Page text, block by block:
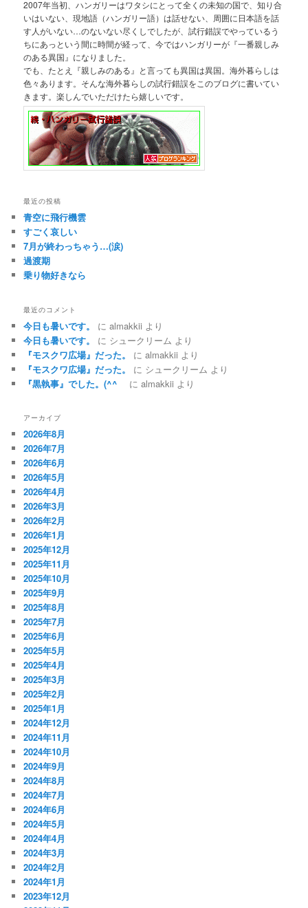
2007年当初、ハンガリーはワタシにとって全くの未知の国で、知り合
いはいない、現地語（ハンガリー語）は話せない、周囲に日本語を話
す人がいない…のないない尽くしでしたが、試行錯誤でやっているう
ちにあっという間に時間が経って、今ではハンガリーが『一番親しみ
のある異国』になりました。
でも、たとえ『親しみのある』と言っても異国は異国。海外暮らしは
色々あります。そんな海外暮らしの試行錯誤をこのブログに書いてい
きます。楽しんでいただけたら嬉しいです。
最近の投稿
青空に飛行機雲
すごく哀しい
7月が終わっちゃう…(涙)
過渡期
乗り物好きなら
最近のコメント
今日も暑いです。 にalmakkii より
今日も暑いです。
に シュークリーム より
『モスクワ広場』だった。
にalmakkii より
『モスクワ広場』だった。
に シュークリーム より
『黒執事』でした。(^^ゞ
にalmakkii より
アーカイブ
2026年8月
2026年7月
2026年6月
2026年5月
2026年4月
2026年3月
2026年2月
2026年1月
2025年12月
2025年11月
2025年10月
2025年9月
2025年8月
2025年7月
2025年6月
2025年5月
2025年4月
2025年3月
2025年2月
2025年1月
2024年12月
2024年11月
2024年10月
2024年9月
2024年8月
2024年7月
2024年6月
2024年5月
2024年4月
2024年3月
2024年2月
2024年1月
2023年12月